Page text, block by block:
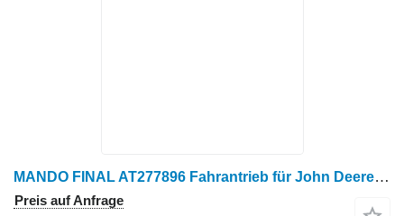
MANDO FINAL AT277896 Fahrantrieb für John Deere 1050C Radtraktor
Preis auf Anfrage